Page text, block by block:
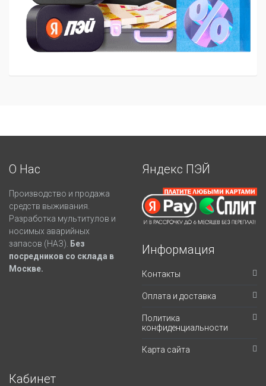
О Нас
Производство и продажа
средств выживания.
Разработка мультитулов и
носимых аварийных
запасов (НАЗ).
Без
посредников со склада в
Москве.
Яндекс ПЭЙ
Информация
Контакты
Оплата и доставка
Политика
конфиденциальности
Карта сайта
Кабинет